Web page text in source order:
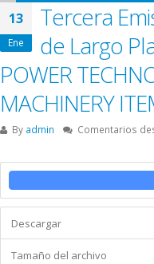
13
Ene
Tercera
de Largo
POWER
MACHINERY
By admin Comentarios
Descargar
Tamaño del archivo